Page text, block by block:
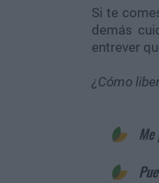
Si te
demás
entrever
¿Cómo